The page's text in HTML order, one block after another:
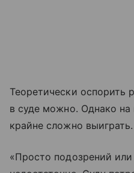
Теоретически оспорить
в суде можно. Однако на
крайне сложно выиграть.
«Просто подозрений